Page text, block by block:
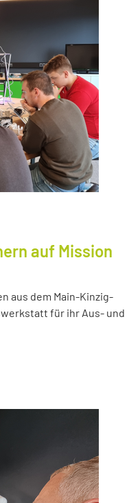
auf Mission
aus dem Main-Kinzig-
für ihr Aus- und